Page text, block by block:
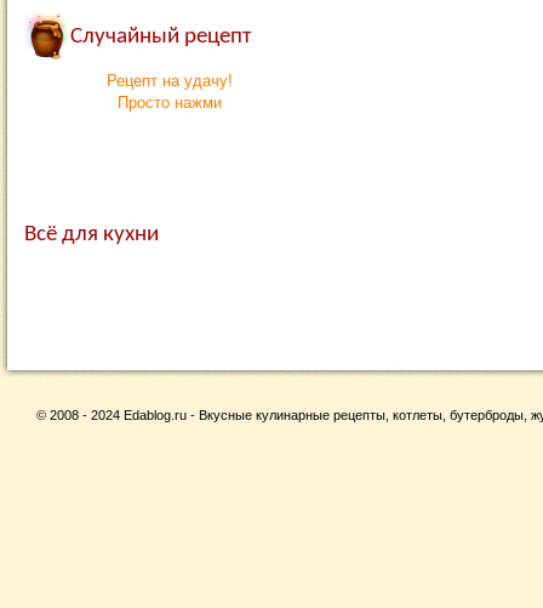
Случайный рецепт
Рецепт на удачу!
Просто нажми
Всё для кухни
© 2008 - 2024 Edablog.ru - Вкусные кулинарные рецепты, котлеты, бутерброды,